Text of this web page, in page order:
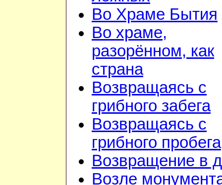
Во Храме Бытия
Во храме,
разорённом, как
страна
Возвращаясь с
грибного забега
Возвращаясь с
грибного пробега
Возвращение в
Возле